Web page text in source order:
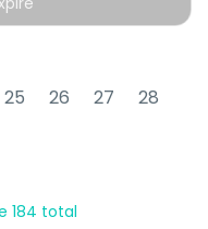
25 26 27
28
184 total